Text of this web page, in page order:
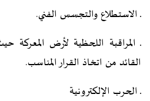
ـ الاستطلاع والتجسس الفني.
ـ المراقبة اللحظية لأرض
القائد من اتخاذ القرار المناسب.
ـ الحرب الإلكترونية